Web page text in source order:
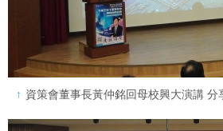
資策會董事長黃仲銘回母校興大演講 分